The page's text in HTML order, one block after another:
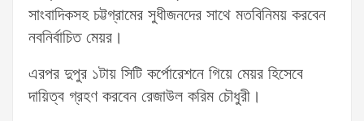
সাংবাদিকসহ চট্টগ্রামের সুধীজনদের সাথে মতবিনিময় করবেন
নবনির্বাচিত মেয়র।
এরপর দুপুর ১টায় সিটি কর্পোরেশনে গিয়ে মেয়র হিসেবে
দায়িত্ব গ্রহণ করবেন রেজাউল করিম চৌধুরী।